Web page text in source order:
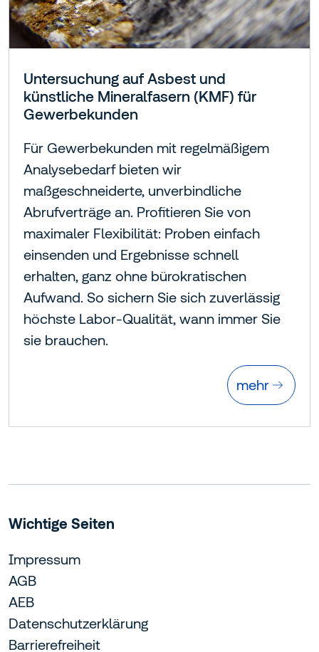
Untersuchung auf Asbest und
künstliche Mineralfasern (KMF) für
Gewerbekunden
Für Gewerbekunden mit regelmäßigem
Analysebedarf bieten wir
maßgeschneiderte, unverbindliche
Abrufverträge an. Profitieren Sie von
maximaler Flexibilität: Proben einfach
einsenden und Ergebnisse schnell
erhalten, ganz ohne bürokratischen
Aufwand. So sichern Sie sich zuverlässig
höchste Labor-Qualität, wann immer Sie
sie brauchen.
mehr
Wichtige Seiten
Impressum
AGB
AEB
Datenschutzerklärung
Barrierefreiheit